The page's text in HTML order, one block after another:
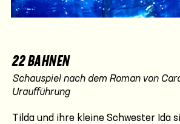
22 BAHNEN
Schauspiel nach dem Roman von
Uraufführung
Tilda und ihre kleine Schwester Ida